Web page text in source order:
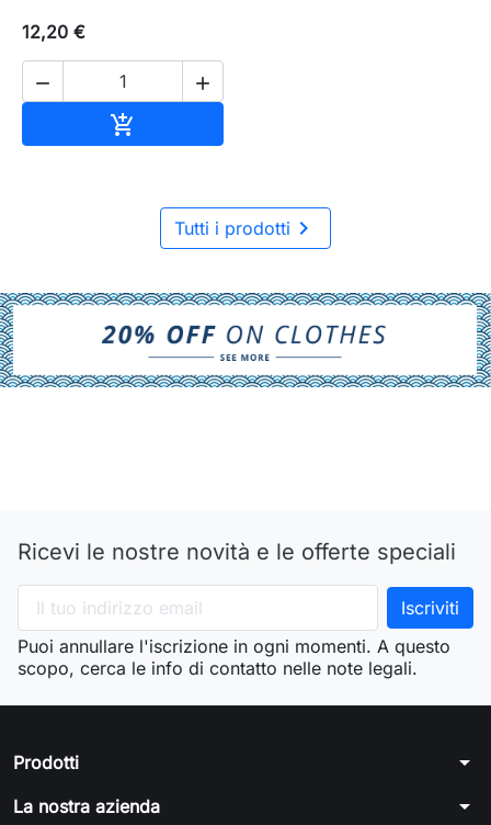
12,20 €
 

Tutti i prodotti 
Ricevi le nostre novità e le offerte speciali
Puoi annullare l'iscrizione in ogni momenti. A questo
scopo, cerca le info di contatto nelle note legali.
Prodotti arrow_drop_down
La nostra azienda arrow_drop_down